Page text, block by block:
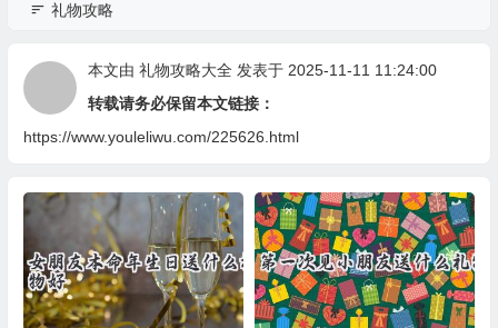
礼物攻略
本文由 礼物攻略大全发表于 2025-11-11 11:24:00
转载请务必保留本文链接：
https://www.youleliwu.com/225626.html